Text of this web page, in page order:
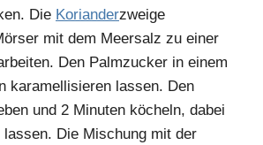
Die Korianderzweige
mit dem Meersalz zu einer
Den Palmzucker in einem
karamellisieren lassen. Den
und 2 Minuten köcheln, dabei
lassen. Die Mischung mit der